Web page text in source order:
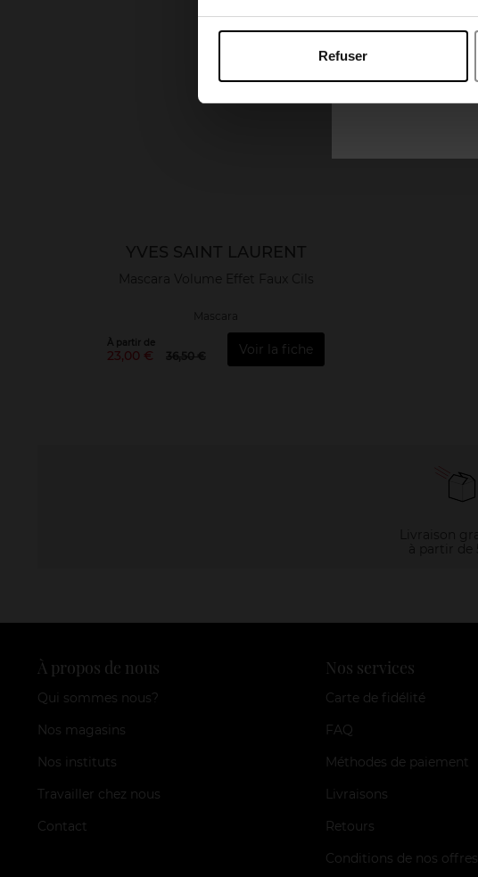
Refuser
YVES SAINT LAURENT
Mascara Volume Effet Faux Cils
Mascara
À partir de
23,00 € 36,50 € Voir la fiche
À propos de nous
Qui sommes nous?
Nos magasins
Nos instituts
Travailler chez nous
Contact
Nos services
Carte de fidélité
FAQ
Méthodes de paiement
Livraisons
Retours
Conditions de nos offres